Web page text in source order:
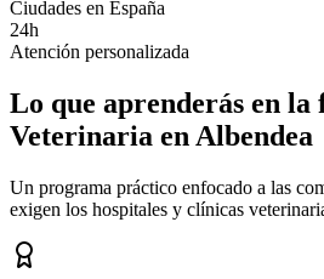
Ciudades en España
24h
Atención personalizada
Lo que aprenderás en la
Veterinaria en Albendea
Un programa práctico enfocado a las
exigen los hospitales y clínicas